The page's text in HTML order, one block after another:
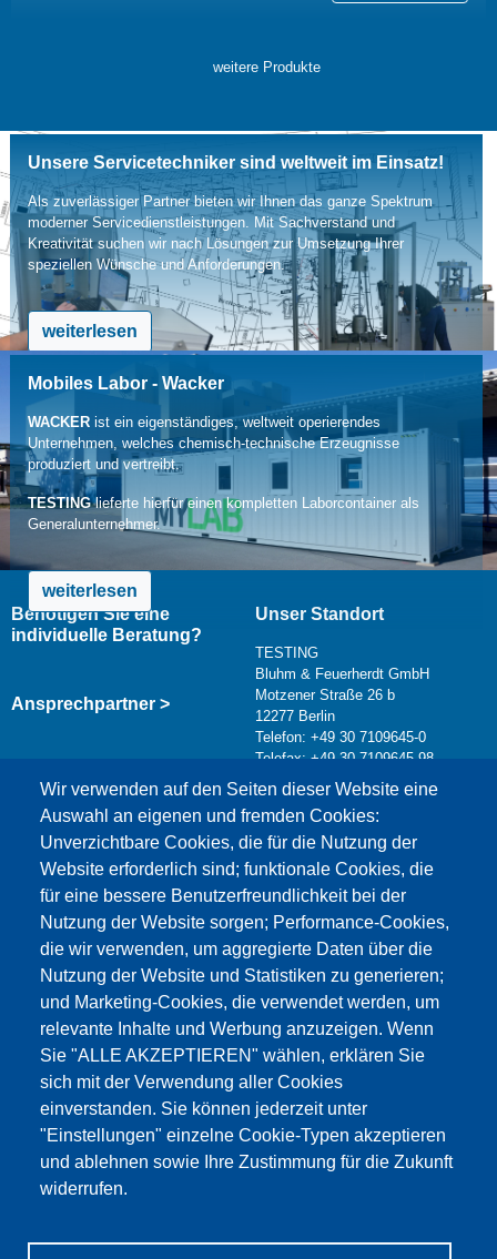
weitere Produkte
Unsere Servicetechniker sind weltweit im Einsatz!
Als zuverlässiger Partner bieten wir Ihnen das ganze Spektrum
moderner Servicedienstleistungen. Mit Sachverstand und
Kreativität suchen wir nach Lösungen zur Umsetzung Ihrer
speziellen Wünsche und Anforderungen.
weiterlesen
Mobiles Labor - Wacker
WACKERist ein eigenständiges, weltweit operierendes
Unternehmen, welches chemisch-technische Erzeugnisse
produziert und vertreibt.
TESTINGlieferte hierfür einen kompletten Laborcontainer als
Generalunternehmer.
weiterlesen
Wir verwenden auf den Seiten dieser Website eine
Auswahl an eigenen und fremden Cookies:
Unverzichtbare Cookies, die für die Nutzung der
Website erforderlich sind; funktionale Cookies, die
für eine bessere Benutzerfreundlichkeit bei der
Nutzung der Website sorgen; Performance-Cookies,
die wir verwenden, um aggregierte Daten über die
Nutzung der Website und Statistiken zu generieren;
und Marketing-Cookies, die verwendet werden, um
relevante Inhalte und Werbung anzuzeigen. Wenn
Sie "ALLE AKZEPTIEREN" wählen, erklären Sie
sich mit der Verwendung aller Cookies
einverstanden. Sie können jederzeit unter
"Einstellungen" einzelne Cookie-Typen akzeptieren
und ablehnen sowie Ihre Zustimmung für die Zukunft
widerrufen.
Benötigen Sie eine
individuelle Beratung?
Ansprechpartner >
Unser Standort
TESTING
Bluhm & Feuerherdt GmbH
Motzener Straße 26 b
12277 Berlin
Telefon: +49 30 7109645-0
Telefax: +49 30 7109645-98
info@testing.de
Dieser Inhalt ist blockiert, da die Google Maps
Cookies nicht akzeptiert wurden.
NUR DIE GOOGLE MAPS COOKIES
AKZEPTIEREN.
Alle Cookies akzeptieren